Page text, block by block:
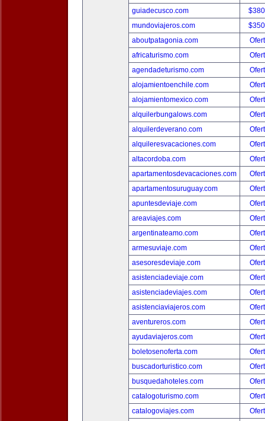
guiadecusco.com
mundoviajeros.com
aboutpatagonia.com
africaturismo.com
agendadeturismo.com
alojamientoenchile.com
alojamientomexico.com
alquilerbungalows.com
alquilerdeverano.com
alquileresvacaciones.com
altacordoba.com
apartamentosdevacaciones.com
apartamentosuruguay.com
apuntesdeviaje.com
areaviajes.com
argentinateamo.com
armesuviaje.com
asesoresdeviaje.com
asistenciadeviaje.com
asistenciadeviajes.com
asistenciaviajeros.com
aventureros.com
ayudaviajeros.com
boletosenoferta.com
buscadorturistico.com
busquedahoteles.com
catalogoturismo.com
catalogoviajes.com